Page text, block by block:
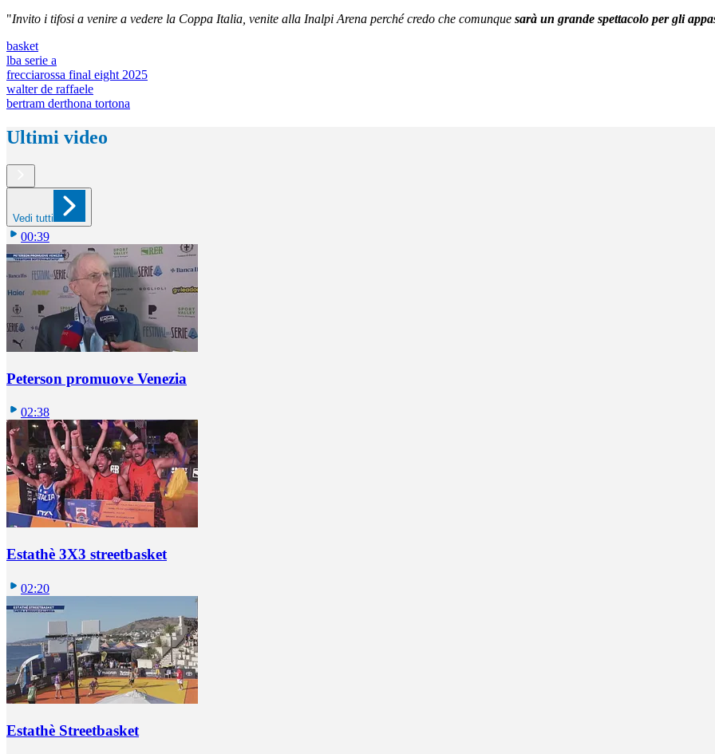
"Invito i tifosi a venire a vedere la Coppa Italia, venite alla Inalpi Arena perché credo che comunque sarà un grande spettacolo per gli
basket
lba serie a
frecciarossa final eight 2025
walter de raffaele
bertram derthona tortona
Ultimi video
Vedi tutti
00:39
Peterson promuove Venezia
02:38
Estathè 3X3 streetbasket
02:20
Estathè Streetbasket